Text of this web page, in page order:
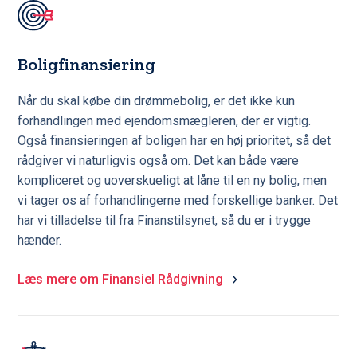
Boligfinansiering
Når du skal købe din drømmebolig, er det ikke kun
forhandlingen med ejendomsmægleren, der er vigtig.
Også finansieringen af boligen har en høj prioritet, så det
rådgiver vi naturligvis også om. Det kan både være
kompliceret og uoverskueligt at låne til en ny bolig, men
vi tager os af forhandlingerne med forskellige banker. Det
har vi tilladelse til fra Finanstilsynet, så du er i trygge
hænder.
Læs mere om Finansiel Rådgivning